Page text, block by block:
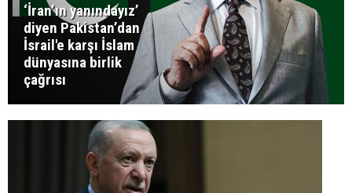
‘İran’ın yanındayız’
diyen Pakistan’dan
İsrail'e karşı İslam
dünyasına birlik
çağrısı